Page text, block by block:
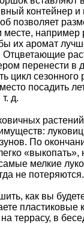
контейнер
позволяет
месте, например
их аромат
Отцветающие
перенести в
цикл сезонного
посадить
д.
л
По
«выкопать»,
мелкие
не потеряются.
как вы будет
пластиковые
террасу, в